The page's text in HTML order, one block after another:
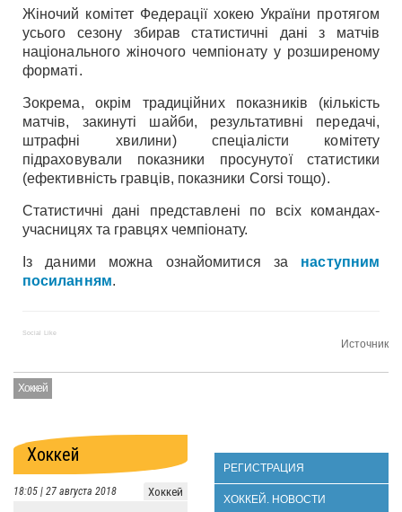
Жіночий комітет Федерації хокею України протягом
усього сезону збирав статистичні дані з матчів
національного жіночого чемпіонату у розширеному
форматі.
Зокрема, окрім традиційних показників (кількість
матчів, закинуті шайби, результативні передачі,
штрафні хвилини) спеціалісти комітету
підраховували показники просунутої статистики
(ефективність гравців, показники Corsi тощо).
Статистичні дані представлені по всіх командах-
учасницях та гравцях чемпіонату.
Із даними можна ознайомитися за наступним
посиланням.
Social Like
Источник
Хоккей
Хоккей
Хоккей
18:05 | 27 августа 2018
РЕГИСТРАЦИЯ
ХОККЕЙ. НОВОСТИ